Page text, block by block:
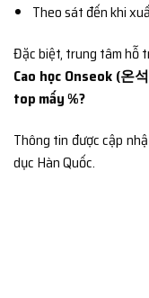
Theo sát đến khi
Đặc biệt, trung tâm hỗ
Cao học Onseok (온
top mấy %?
Thông tin được cập
dục Hàn Quốc.